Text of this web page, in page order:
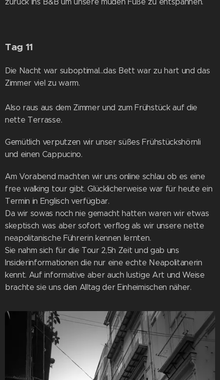
Tag 11
Die Nacht war suboptimal...das Bett war zu hart und das
Zimmer viel zu warm.
Also raus aus dem Zimmer und zum Frühstück auf die
nette Terrasse.
Gemütlich verputzen wir unser süßes Frühstückshörnli
und einen Cappucino.
Am Vorabend machten wir uns online schlau ob es eine
free walking tour gibt. Glücklicherweise war für heute ein
Termin in Englisch verfügbar.
Da wir sowas noch nie gemacht hatten waren wir etwas
skeptisch was aber sofort verflog als wir unsere nette
neapolitanische Führerin kennen lernten.
Sie nahm sich für die Tour 2,5h Zeit und gab uns
Insiderinformationen die nur eine echte Neapolitanerin
kennt. Auf informative aber auch lustige Art und Weise
brachte sie uns den Alltag der Einheimischen näher.